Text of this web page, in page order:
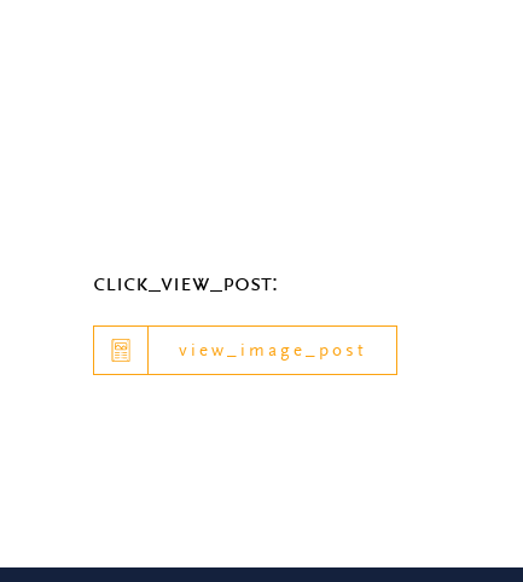
click_view_post:
view_image_post